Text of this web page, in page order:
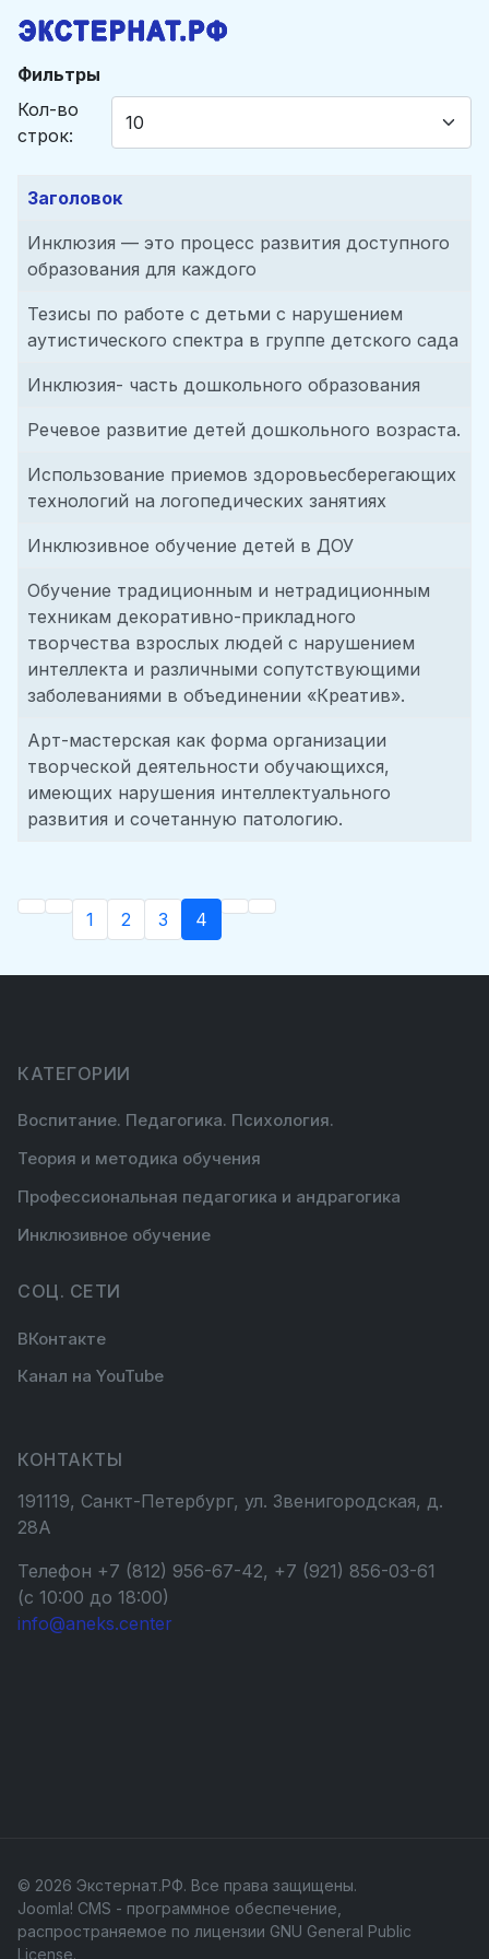
Фильтры
Кол-во
строк:
Заголовок
Инклюзия — это процесс разви­тия доступного
образо­вания для каждого
Тезисы по работе с детьми с нарушением
аутистического спектра в группе детского сада
Инклюзия- часть дошкольного образования
Речевое развитие детей дошкольного возраста.
Использование приемов здоровьесберегающих
технологий на логопедических занятиях
Инклюзивное обучение детей в ДОУ
Обучение традиционным и нетрадиционным
техникам декоративно-прикладного
творчества взрослых людей с нарушением
интеллекта и различными сопутствующими
заболеваниями в объединении «Креатив».
Арт-мастерская как форма организации
творческой деятельности обучающихся,
имеющих нарушения интеллектуального
развития и сочетанную патологию.
1 2 3 4
КАТЕГОРИИ
Воспитание. Педагогика. Психология.
Теория и методика обучения
Профессиональная педагогика и андрагогика
Инклюзивное обучение
СОЦ. СЕТИ
ВКонтакте
Канал на YouTube
КОНТАКТЫ
191119, Санкт-Петербург, ул. Звенигородская, д.
28А
Телефон +7 (812) 956-67-42, +7 (921) 856-03-61
(с 10:00 до 18:00)
info@aneks.center
© 2026 Экстернат.РФ. Все права защищены.
Joomla! CMS - программное обеспечение,
распространяемое по лицензии GNU General Public
License.